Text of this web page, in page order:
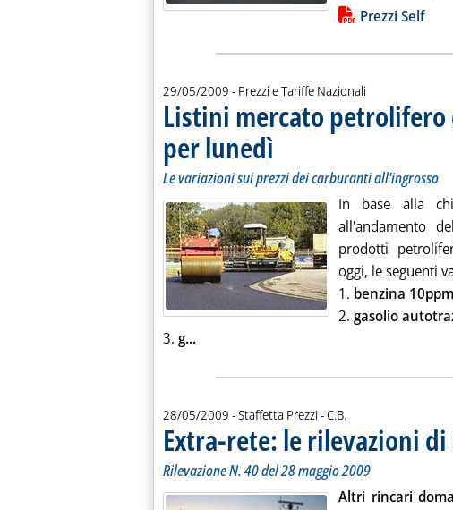
Lista allegati PDF alla notizia
Prezzi Self
29/05/2009 - Prezzi e Tariffe Nazionali
Listini mercato
per lunedì . Sottotitolo: Le variazioni sui prezzi dei
. Pubblicata venerdì 29 maggio 2009 alle
Le variazioni sui prezzi dei carburanti all'ingrosso
In base alla
all'andamento
prodotti
oggi, le seguenti
1. benzina 10ppm
2. gasolio
3. g...Leggi tutta la notizia: 'Listini mercato
28/05/2009 - Staffetta Prezzi -di:
C.B.
Extra-rete: le rilevazioni di
Rilevazione N. 40 del 28 maggio 2009
Altri rincari